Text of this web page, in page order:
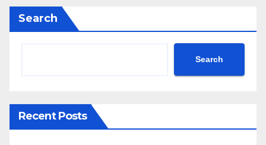
Search
Search
Recent Posts